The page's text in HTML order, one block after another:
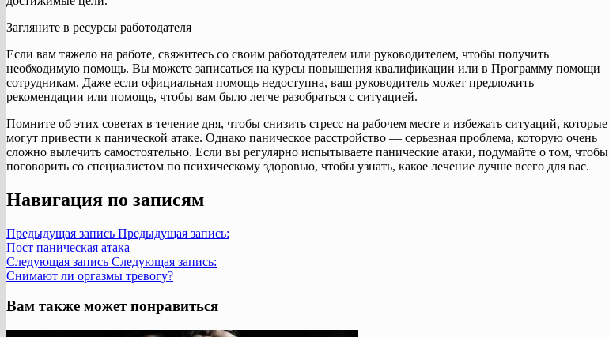
Загляните в ресурсы работодателя
Если вам тяжело на работе, свяжитесь со своим работодателем или руководителем, чтобы получить
необходимую помощь. Вы можете записаться на курсы повышения квалификации или в Программу помощи
сотрудникам. Даже если официальная помощь недоступна, ваш руководитель может предложить
рекомендации или помощь, чтобы вам было легче разобраться с ситуацией.
Помните об этих советах в течение дня, чтобы снизить стресс на рабочем месте и избежать ситуаций, которые
могут привести к панической атаке. Однако паническое расстройство — серьезная проблема, которую очень
сложно вылечить самостоятельно. Если вы регулярно испытываете панические атаки, подумайте о том, чтобы
поговорить со специалистом по психическому здоровью, чтобы узнать, какое лечение лучше всего для вас.
Навигация по записям
Предыдущая запись Предыдущая запись:
Пост паническая атака
Следующая запись Следующая запись:
Снимают ли оргазмы тревогу?
Вам также может понравиться